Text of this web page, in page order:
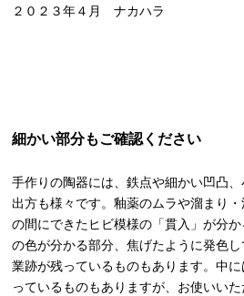
２０２３年４月 ナカハラ
細かい部分もご確認ください
手作りの陶器には、鉄点や細かい凹凸
出方も様々です。釉薬のムラや溜まり
の間にできたヒビ模様の「貫入」が分
の色が分かる部分、焦げたように発色
業跡が残っているものもあります。中
っているものもありますが、お使いい